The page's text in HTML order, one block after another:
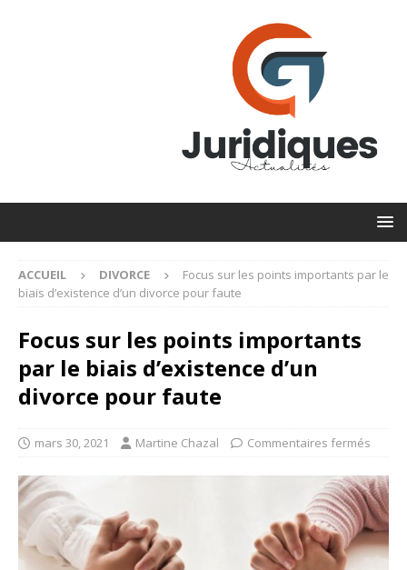
ACCUEIL DIVORCE
Focus sur les points importants par le
biais d’existence d’un divorce pour faute
Focus sur les points importants
par le biais d’existence d’un
divorce pour faute
mars 30, 2021 Martine Chazal Commentaires fermés